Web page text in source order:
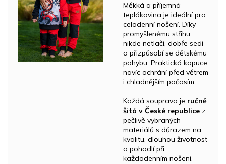
Měkká a příjemná
teplákovina je ideální pro
celodenní nošení. Díky
promyšlenému střihu
nikde netlačí, dobře sedí
a přizpůsobí se dětskému
pohybu. Praktická kapuce
navíc ochrání před větrem
i chladnějším počasím.
Každá souprava je ručně
šitá v České republice z
pečlivě vybraných
materiálů s důrazem na
kvalitu, dlouhou životnost
a pohodlí při
každodenním nošení.